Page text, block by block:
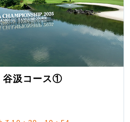
谷汲コース①